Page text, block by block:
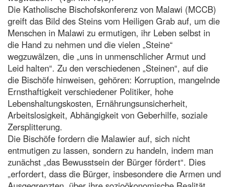
Die Katholische Bischofskonferenz von Malawi (MCCB)
greift das Bild des Steins vom Heiligen Grab auf, um die
Menschen in Malawi zu ermutigen, ihr Leben selbst in
die Hand zu nehmen und die vielen „Steine“
wegzuwälzen, die „uns in unmenschlicher Armut und
Leid halten“. Zu den verschiedenen „Steinen“, auf die
die Bischöfe hinweisen, gehören: Korruption, mangelnde
Ernsthaftigkeit verschiedener Politiker, hohe
Lebenshaltungskosten, Ernährungsunsicherheit,
Arbeitslosigkeit, Abhängigkeit von Geberhilfe, soziale
Zersplitterung.
Die Bischöfe fordern die Malawier auf, sich nicht
entmutigen zu lassen, sondern zu handeln, indem man
zunächst „das Bewusstsein der Bürger fördert“. Dies
„erfordert, dass die Bürger, insbesondere die Armen und